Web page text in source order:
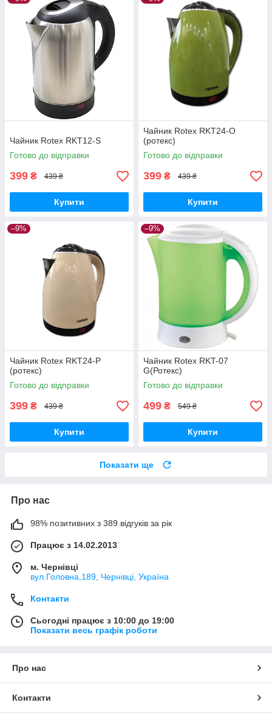
Чайник Rotex RKT12-S
Готово до відправки
399 ₴ 439 ₴
Купити
Чайник Rotex RKT24-O
(ротекс)
Готово до відправки
399 ₴ 439 ₴
Купити
–9%
Чайник Rotex RKT24-P
(ротекс)
Готово до відправки
399 ₴ 439 ₴
Купити
–9%
Чайник Rotex RKT-07
G(Ротекс)
Готово до відправки
499 ₴ 549 ₴
Купити
Показати ще
Про нас
98% позитивних з 389 відгуків за рік
Працює з 14.02.2013
м. Чернівці
вул.Головна,189, Чернівці, Україна
Контакти
Сьогодні працює з 10:00 до 19:00
Показати весь графік роботи
Про нас
Контакти